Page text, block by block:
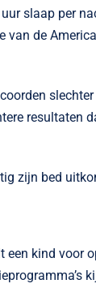
slaap per
van de
resultaten
zijn bed
kind voor